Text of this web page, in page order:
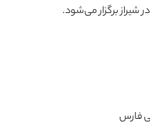
شیراز برگزار می‌شود.
فارس